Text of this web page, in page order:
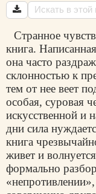
Проверь себя
Тематическое
Семья и
Странное
книга.
она часто
склонностью к
тем от нее веет
особая, суровая
искусственной и
дни сила
книга
живет и
формально